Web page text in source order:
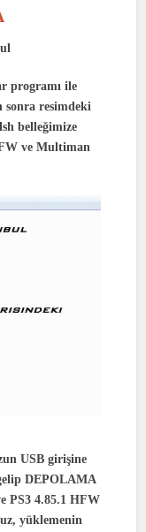
programı ile
sonra resimdeki
belleğimize
ve Multiman
USB girişine
DEPOLAMA
PS3 4.85.1 HFW
yüklemenin